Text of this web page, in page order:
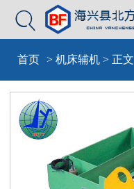

首页 > 机床辅机 > 正文